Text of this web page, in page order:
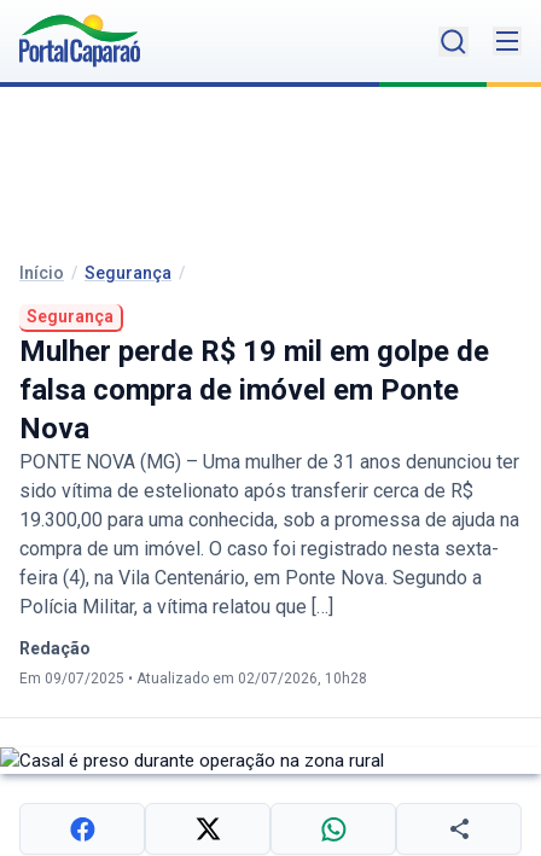
Início / Segurança /
Segurança
Mulher perde R$ 19 mil em golpe de
falsa compra de imóvel em Ponte
Nova
PONTE NOVA (MG) – Uma mulher de 31 anos denunciou ter
sido vítima de estelionato após transferir cerca de R$
19.300,00 para uma conhecida, sob a promessa de ajuda na
compra de um imóvel. O caso foi registrado nesta sexta-
feira (4), na Vila Centenário, em Ponte Nova. Segundo a
Polícia Militar, a vítima relatou que […]
Redação
Em 09/07/2025 • Atualizado em 02/07/2026, 10h28